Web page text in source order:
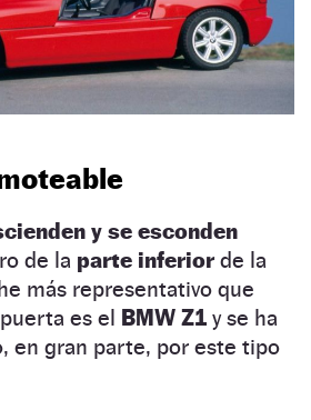
y se esconden
de la parte inferiorde la
más representativo que
es el BMW Z1 y se ha
en gran parte, por este tipo